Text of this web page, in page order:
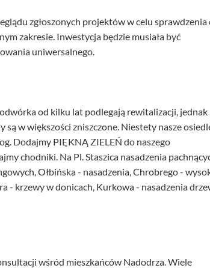
zgłoszonych projektów w celu sprawdzenia
zakresie. Inwestycja będzie musiała być
uniwersalnego.
od kilku lat podlegają rewitalizacji, jednak
w większości zniszczone. Niestety nasze
Dodajmy PIĘKNĄ ZIELEŃ do naszego
chodniki. Na Pl. Staszica nasadzenia
Ołbińska - nasadzenia, Chrobrego -
- krzewy w donicach, Kurkowa - nasadzenia
wśród mieszkańców Nadodrza. Wiele